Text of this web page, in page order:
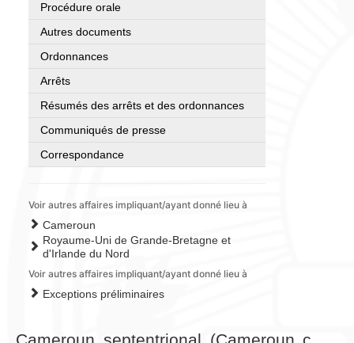
Procédure orale
Autres documents
Ordonnances
Arrêts
Résumés des arrêts et des ordonnances
Communiqués de presse
Correspondance
Voir autres affaires impliquant/ayant donné lieu à
Cameroun
Royaume-Uni de Grande-Bretagne et
d'Irlande du Nord
Voir autres affaires impliquant/ayant donné lieu à
Exceptions préliminaires